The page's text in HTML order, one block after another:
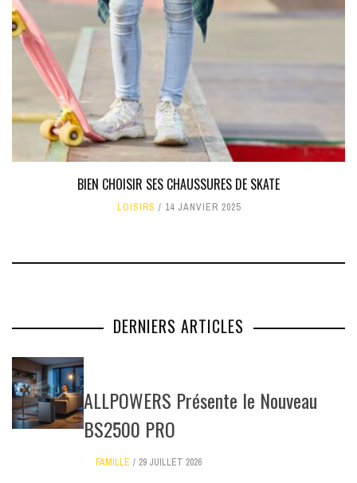
BIEN CHOISIR SES CHAUSSURES DE SKATE
LOISIRS 14 JANVIER 2025
DERNIERS ARTICLES
ALLPOWERS Présente le Nouveau
BS2500 PRO
FAMILLE 29 JUILLET 2026